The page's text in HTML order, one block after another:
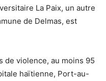
La Paix, un autre
de Delmas, est
de violence, au moins 95
haïtienne, Port-au-